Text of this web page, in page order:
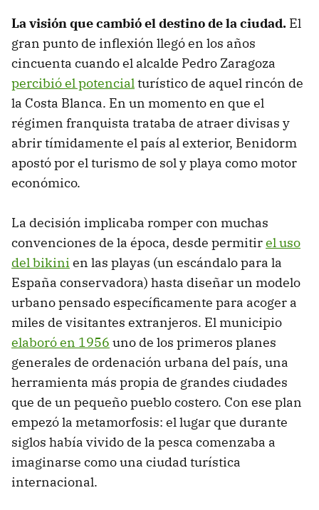
La visión que cambió el destino de la ciudad. El
gran punto de inflexión llegó en los años
cincuenta cuando el alcalde Pedro Zaragoza
percibió el potencialturístico de aquel rincón de
la Costa Blanca. En un momento en que el
régimen franquista trataba de atraer divisas y
abrir tímidamente el país al exterior, Benidorm
apostó por el turismo de sol y playa como motor
económico.
La decisión implicaba romper con muchas
convenciones de la época, desde permitirel uso
del bikini en las playas (un escándalo para la
España conservadora) hasta diseñar un modelo
urbano pensado específicamente para acoger a
miles de visitantes extranjeros. El municipio
elaboró en 1956 uno de los primeros planes
generales de ordenación urbana del país, una
herramienta más propia de grandes ciudades
que de un pequeño pueblo costero. Con ese plan
empezó la metamorfosis: el lugar que durante
siglos había vivido de la pesca comenzaba a
imaginarse como una ciudad turística
internacional.